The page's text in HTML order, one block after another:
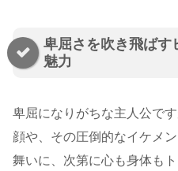
卑屈さを吹き飛ばす
魅力
卑屈になりがちな主人公で
顔や、その圧倒的なイケメ
舞いに、次第に心も身体も